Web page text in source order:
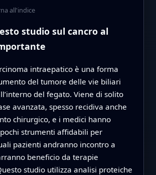
all'indice
studio sul cancro al
intraepatico è una forma
del tumore delle vie biliari
del fegato. Viene di solito
avanzata, spesso recidiva anche
chirurgico, e i medici hanno
strumenti affidabili per
pazienti andranno incontro a
beneficio da terapie
studio utilizza analisi proteiche